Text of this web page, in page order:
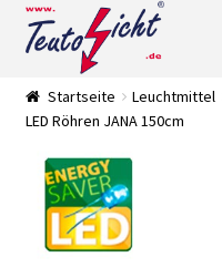
Zur
Navigation
springen
Springe
zum
Startseite Leuchtmittel
LED Röhren JANA 150cm